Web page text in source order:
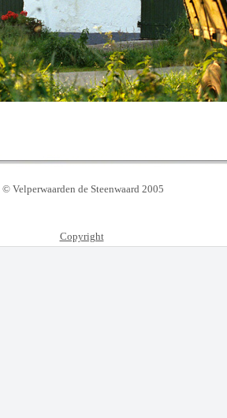
© Velperwaarden de Steenwaard 2005
Copyright